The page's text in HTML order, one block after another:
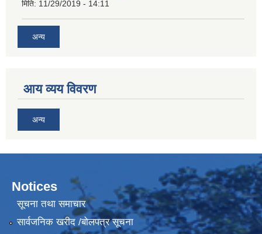
मिति: 11/29/2019 - 14:11
अन्य
आय व्यय विवरण
अन्य
Notices
सूचना तथा समाचार
सार्वजनिक खरीद /बोलपत्र सूचना